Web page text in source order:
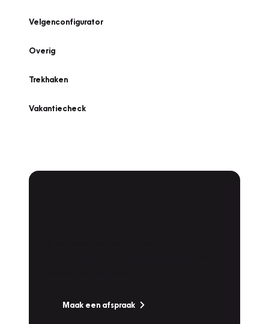
Velgenconfigurator
Overig
Trekhaken
Vakantiecheck
Maak een afspraak